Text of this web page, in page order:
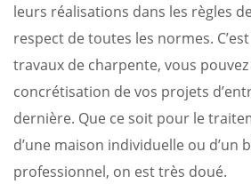
leurs réalisations dans les règles
respect de toutes les normes.
travaux de charpente, vous
concrétisation de vos projets
dernière. Que ce soit pour le
d’une maison individuelle ou d’un
professionnel, on est très doué.